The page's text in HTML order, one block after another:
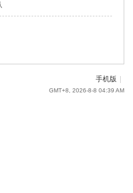
手机版
GMT+8, 2026-8-8 04:39 AM